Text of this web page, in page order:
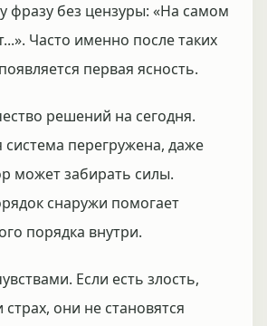
фразу без цензуры: «На самом
Часто именно после таких
первая ясность.
решений на сегодня.
система перегружена, даже
может забирать силы.
снаружи помогает
порядка внутри.
Если есть злость,
они не становятся